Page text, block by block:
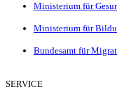
Ministerium für
Ministerium für
Bundesamt für
SERVICE